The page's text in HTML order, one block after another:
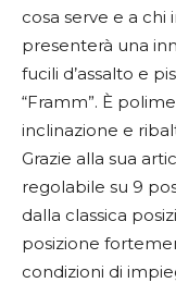
cosa serve e a chi
presenterà una
fucili d’assalto e
“Framm”. È
inclinazione e
Grazie alla sua
regolabile su 9
dalla classica
posizione
condizioni di